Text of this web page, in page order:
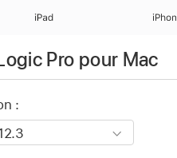
iPad
Pro pour Mac
: